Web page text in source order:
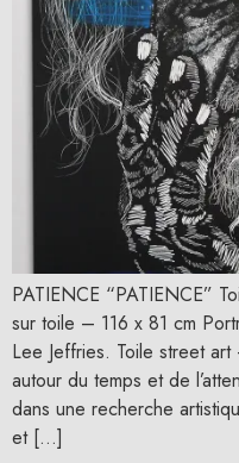
PATIENCE “PATIENCE”
sur toile – 116 x 81 cm
Lee Jeffries. Toile street
autour du temps et de
dans une recherche
et […]